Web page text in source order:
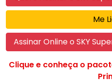
Me
Assinar Online o SKY
Clique e conheça o